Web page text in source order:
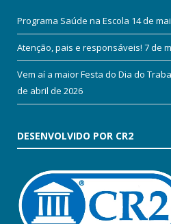
Programa Saúde na Escola 14 de
Atenção, pais e responsáveis! 7 de
Vem aí a maior Festa do Dia do
de abril de 2026
DESENVOLVIDO POR CR2